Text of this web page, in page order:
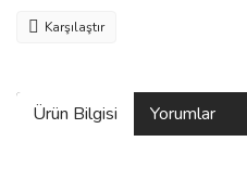
Karşılaştır
Ürün Bilgisi Yorumlar